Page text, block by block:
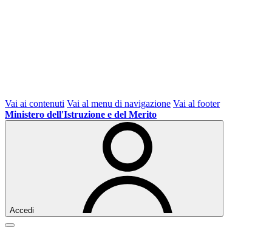
Vai ai contenuti Vai al menu di navigazione Vai al footer
Ministero dell'Istruzione e del Merito
Accedi